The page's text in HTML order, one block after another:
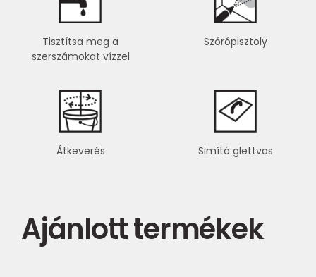
Tisztítsa meg a
szerszámokat vízzel
Szórópisztoly
Átkeverés Simító glettvas
Ajánlott termékek